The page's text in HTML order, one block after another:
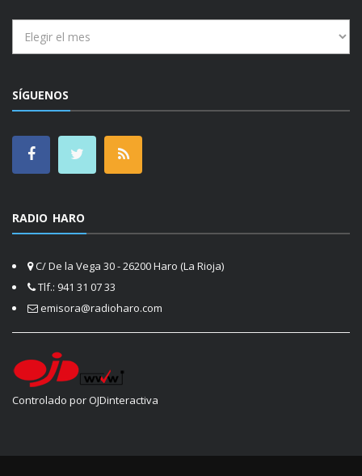
SÍGUENOS
RADIO HARO
C/ De la Vega 30 - 26200 Haro (La Rioja)
Tlf.: 941 31 07 33
emisora@radioharo.com
Controlado por OJDinteractiva